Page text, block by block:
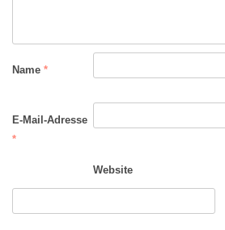
Name *
E-Mail-Adresse
*
Website